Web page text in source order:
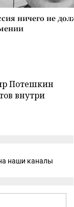
ничего не
Потешкин
внутри
наши каналы